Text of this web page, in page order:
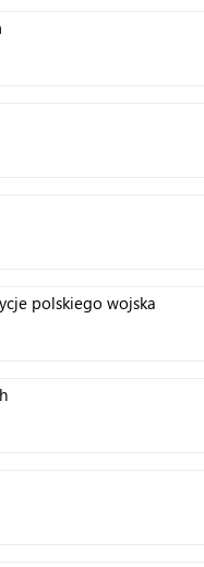
polskiego wojska